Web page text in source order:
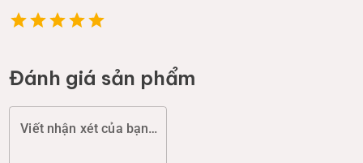
Đánh giá sản phẩm
Viết nhận xét của bạn (chất lượng, đóng gói, giao hàng...)